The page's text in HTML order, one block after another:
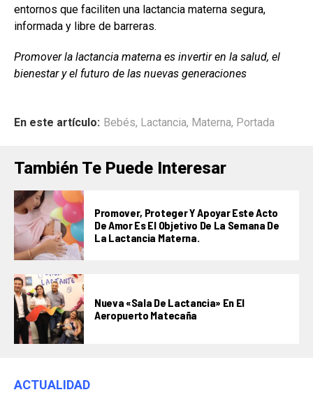
entornos que faciliten una lactancia materna segura,
informada y libre de barreras.
Promover la lactancia materna es invertir en la salud, el
bienestar y el futuro de las nuevas generaciones
En este artículo: Bebés, Lactancia, Materna, Portada
También Te Puede Interesar
Promover, Proteger Y Apoyar Este Acto
De Amor Es El Objetivo De La Semana De
La Lactancia Materna.
Nueva «Sala De Lactancia» En El
Aeropuerto Matecaña
ACTUALIDAD